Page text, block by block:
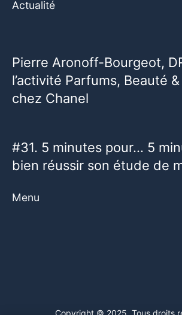
Actualité
Pierre Aronoff-Bourgeot,
l’activité Parfums, Beauté
chez Chanel
#31. 5 minutes pour… 5
bien réussir son étude de
Menu
Copyright © 2025. Tous droits